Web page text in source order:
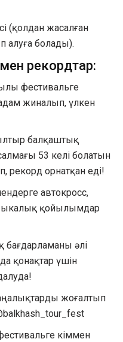
(қолдан жасалған
алуға болады).
рекордтар:
фестивальге
жиналып, үлкен
балқаштық
53 келі болатын
рекорд орнатқан еді!
автокросс,
қойылымдар
әлі
қонақтар үшін
жоғалтып
кіммен